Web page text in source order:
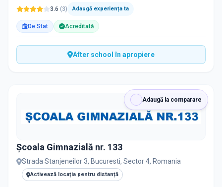
3.6 (3) Adaugă experiența ta
De Stat Acreditată
After school în apropiere
Adaugă la comparare
Școala Gimnazială nr. 133
Strada Stanjeneilor 3, Bucuresti, Sector 4, Romania
Activează locația pentru distanță